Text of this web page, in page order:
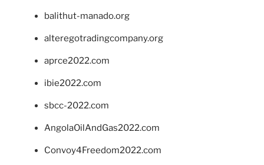
balithut-manado.org
alteregotradingcompany.org
aprce2022.com
ibie2022.com
sbcc-2022.com
AngolaOilAndGas2022.com
Convoy4Freedom2022.com